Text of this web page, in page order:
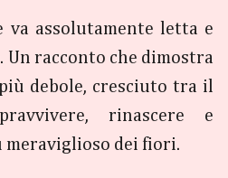
va assolutamente letta e
racconto che dimostra
debole, cresciuto tra il
rinascere e
meraviglioso dei fiori.